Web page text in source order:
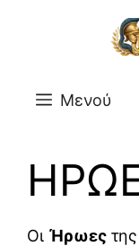
Μενού
Οι Ήρωες